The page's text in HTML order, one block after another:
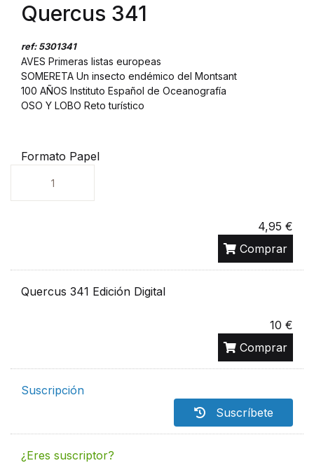
Quercus 341
ref: 5301341
AVES Primeras listas europeas
SOMERETA Un insecto endémico del Montsant
100 AÑOS Instituto Español de Oceanografía
OSO Y LOBO Reto turístico
Formato Papel
Unidades
4,95 €
Comprar
Quercus 341 Edición Digital
10 €
Comprar
Suscripción
Suscríbete
¿Eres suscriptor?